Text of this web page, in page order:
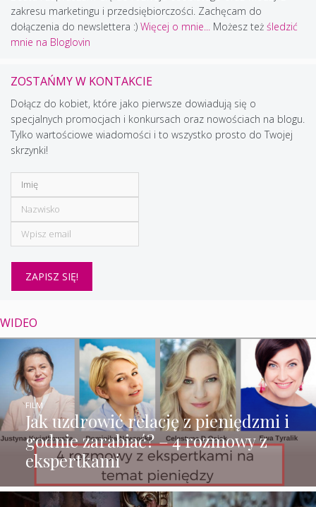
zakresu marketingu i przedsiębiorczości. Zachęcam do
dołączenia do newslettera :) Więcej o mnie... Możesz też śledzić
mnie na Bloglovin
ZOSTAŃMY W KONTAKCIE
Dołącz do kobiet, które jako pierwsze dowiadują się o
specjalnych promocjach i konkursach oraz nowościach na blogu.
Tylko wartościowe wiadomości i to wszystko prosto do Twojej
skrzynki!
WIDEO
Jak uzdrowić relację z pieniędzmi i
godnie zarabiać? – 4 rozmowy z
ekspertkami
FILM